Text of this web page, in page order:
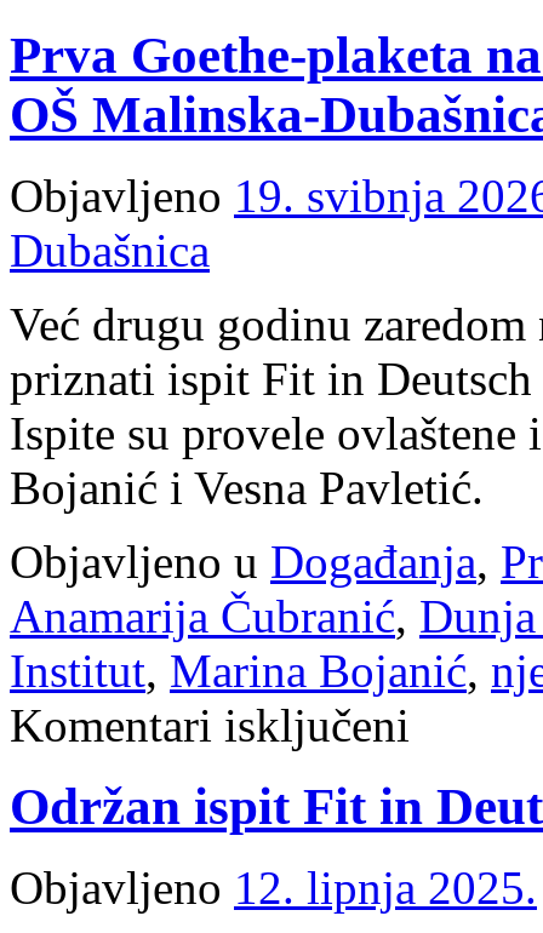
Prva Goethe-plaketa
OŠ Malinska-
Objavljeno 19. svibnja
Dubašnica
Već drugu godinu
priznati ispit Fit in
Ispite su provele
Bojanić i Vesna Pavletić.
Objavljeno u Događanja,
Anamarija Čubranić,
Institut, Marina Bojanić,
Komentari isključeni
otoku
Krku
je
OŠ
Održan ispit Fit in
Objavljeno 12. lipnja 2025.